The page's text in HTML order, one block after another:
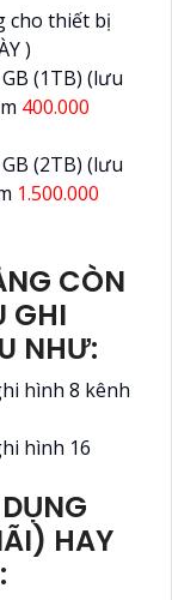
cho thiết bị
)
(1TB) (lưu
400.000
(2TB) (lưu
1.500.000
CÒN
GHI
NHƯ:
hình 8 kênh
hình 16
HAY